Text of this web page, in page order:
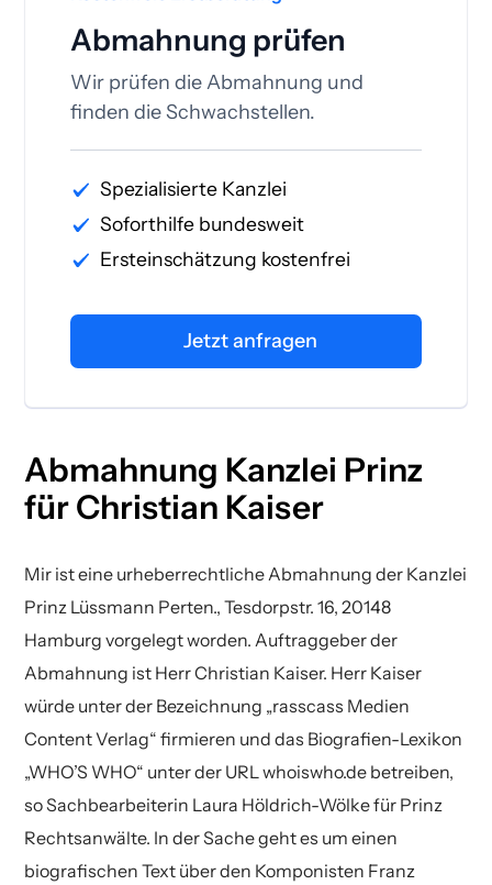
Abmahnung Kanzlei Prinz
für Christian Kaiser
Mir ist eine urheberrechtliche Abmahnung der Kanzlei
Prinz Lüssmann Perten., Tesdorpstr. 16, 20148
Hamburg vorgelegt worden. Auftraggeber der
Abmahnung ist Herr Christian Kaiser. Herr Kaiser
würde unter der Bezeichnung „rasscass Medien
Content Verlag“ firmieren und das Biografien-Lexikon
„WHO’S WHO“ unter der URL whoiswho.de betreiben,
so Sachbearbeiterin Laura Höldrich-Wölke für Prinz
Rechtsanwälte. In der Sache geht es um einen
biografischen Text über den Komponisten Franz
Abmahnung prüfen
Wir prüfen die Abmahnung und
finden die Schwachstellen.
Spezialisierte Kanzlei
Soforthilfe bundesweit
Ersteinschätzung kostenfrei
Jetzt anfragen